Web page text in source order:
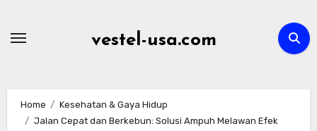
vestel-usa.com
Home
Kesehatan & Gaya Hidup
Jalan Cepat dan Berkebun: Solusi Ampuh Melawan Efek